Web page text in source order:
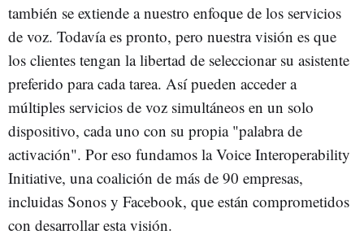
también se extiende a nuestro enfoque de los servicios
de voz. Todavía es pronto, pero nuestra visión es que
los clientes tengan la libertad de seleccionar su asistente
preferido para cada tarea. Así pueden acceder a
múltiples servicios de voz simultáneos en un solo
dispositivo, cada uno con su propia "palabra de
activación". Por eso fundamos la Voice Interoperability
Initiative, una coalición de más de 90 empresas,
incluidas Sonos y Facebook, que están comprometidos
con desarrollar esta visión.